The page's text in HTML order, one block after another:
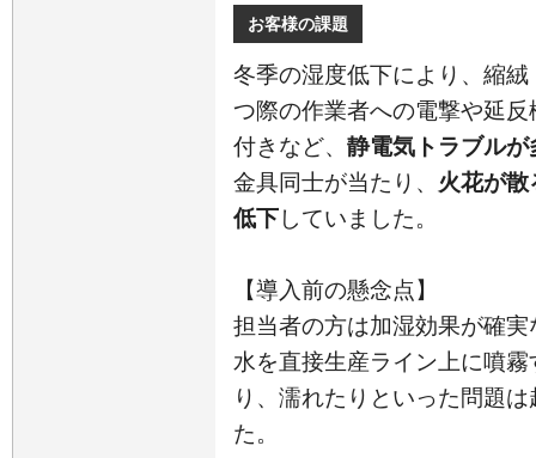
お客様の課題
冬季の湿度低下により、縮
つ際の作業者への電撃や延
付きなど、 静電気トラブルが
金具同士が当たり、 火花が
低下していました。
【導入前の懸念点】
担当者の方は加湿効果が確
水を直接生産ライン上に噴
り、濡れたりといった問題
た。